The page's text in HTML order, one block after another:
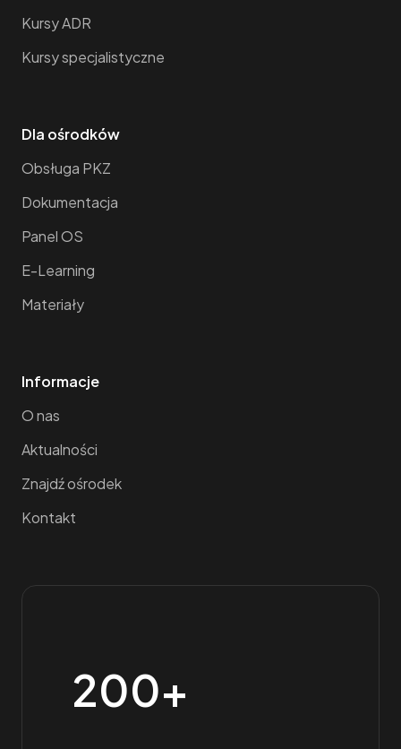
Kursy ADR
Kursy specjalistyczne
Dla ośrodków
Obsługa PKZ
Dokumentacja
Panel OS
E-Learning
Materiały
Informacje
O nas
Aktualności
Znajdź ośrodek
Kontakt
200+